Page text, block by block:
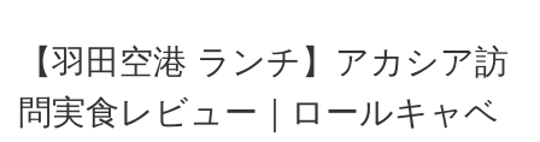
【羽田空港 ランチ】アカシア訪
問実食レビュー｜ロールキャベ